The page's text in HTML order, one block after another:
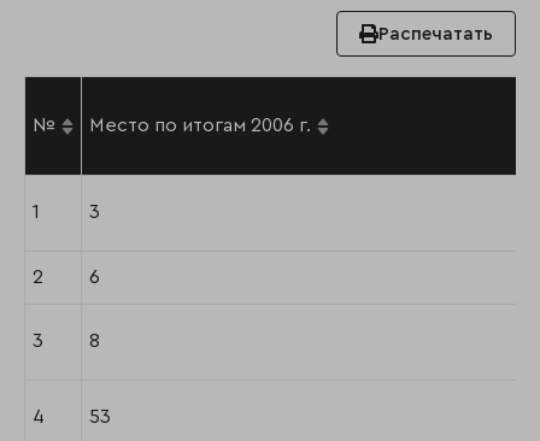
Распечатать
№ Место по итогам 2006 г.
1 3
2 6
3 8
4 53